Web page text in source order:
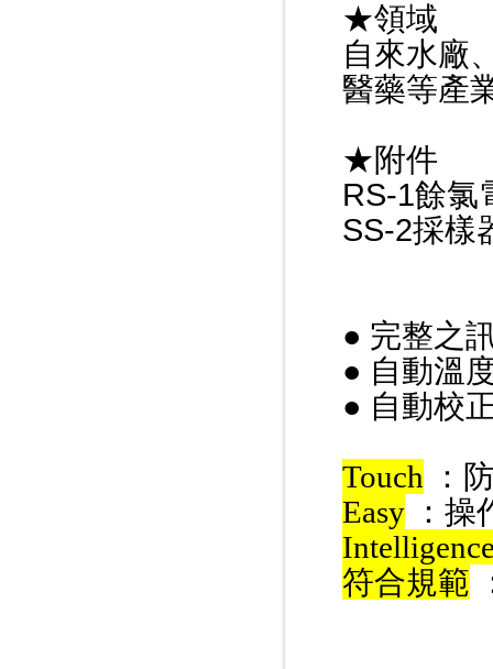
★領域
自來水廠
醫藥等產
★附件
RS-1餘氯
SS-2採樣
● 完整之
● 自動溫
● 自動校
Touch ：
Easy ：操
符合規範